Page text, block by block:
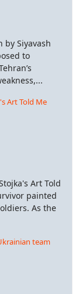
by Siyavash
to
Art Told Me
Art Told
painted
As the
team